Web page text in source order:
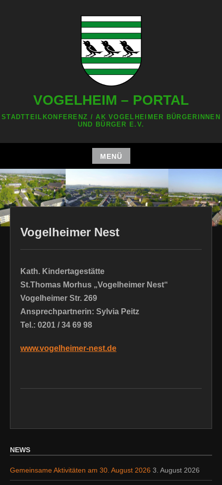
VOGELHEIM – PORTAL
STADTTEILKONFERENZ / AK VOGELHEIMER BÜRGERINNEN
UND BÜRGER E.V.
MENÜ
Zum
Inhalt
springen
Vogelheimer Nest
Kath. Kindertagestätte
St.Thomas Morhus „Vogelheimer Nest“
Vogelheimer Str. 269
Ansprechpartnerin: Sylvia Peitz
Tel.: 0201 / 34 69 98
www.vogelheimer-nest.de
NEWS
Gemeinsame Aktivitäten am 30. August 2026 3. August 2026